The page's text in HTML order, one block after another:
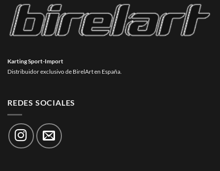
Karting Sport-Import
Distribuidor exclusivo de BirelArt en España.
REDES SOCIALES